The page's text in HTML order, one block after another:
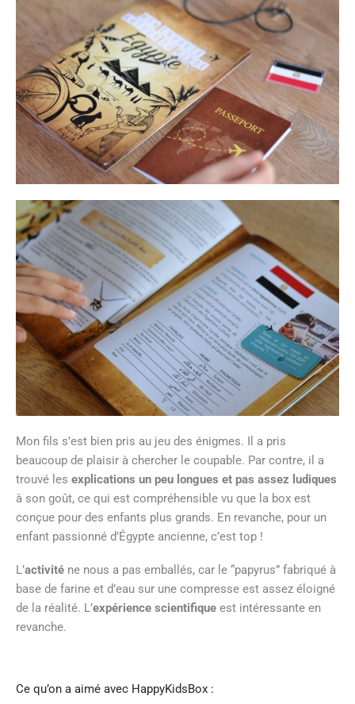
Mon fils s’est bien pris au jeu des énigmes. Il a pris
beaucoup de plaisir à chercher le coupable. Par contre, il a
trouvé les explications un peu longues et pas assez ludiques
à son goût, ce qui est compréhensible vu que la box est
conçue pour des enfants plus grands. En revanche, pour un
enfant passionné d’Égypte ancienne, c’est top !
L’activité ne nous a pas emballés, car le “papyrus” fabriqué à
base de farine et d’eau sur une compresse est assez éloigné
de la réalité. L’expérience scientifique est intéressante en
revanche.
Ce qu’on a aimé avec HappyKidsBox :